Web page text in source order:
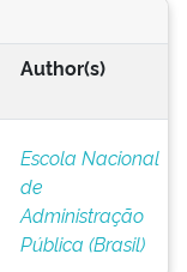
Author(s)
Escola Nacional
de
Administração
Pública (Brasil)